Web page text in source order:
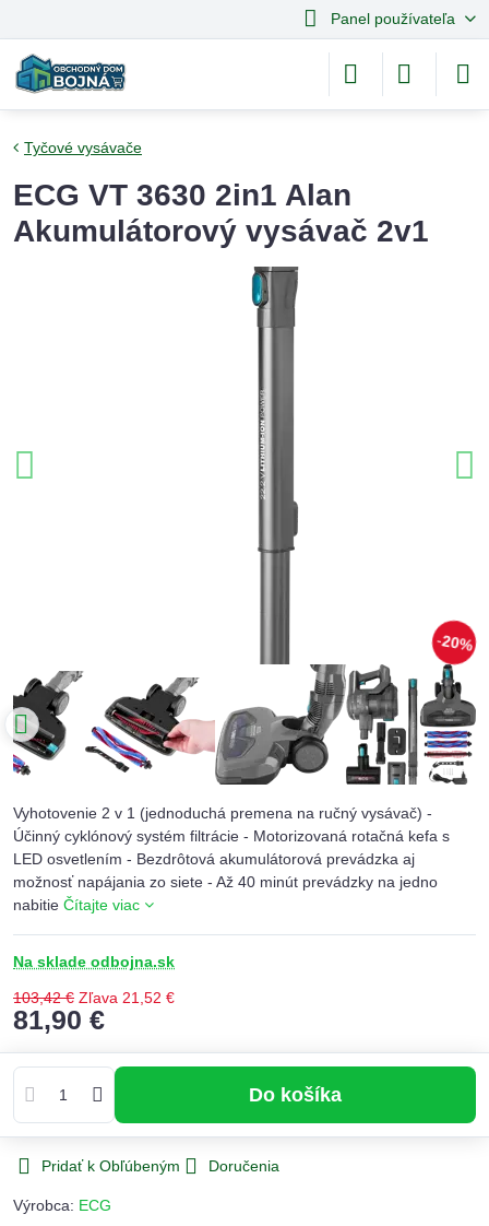
Panel používateľa
20%
Tyčové vysávače
ECG VT 3630 2in1 Alan
Akumulátorový vysávač 2v1
Vyhotovenie 2 v 1 (jednoduchá premena na ručný vysávač) -
Účinný cyklónový systém filtrácie - Motorizovaná rotačná kefa s
LED osvetlením - Bezdrôtová akumulátorová prevádzka aj
možnosť napájania zo siete - Až 40 minút prevádzky na jedno
nabitie Čítajte viac
Na sklade odbojna.sk
103,42 € Zľava 21,52 €
81,90 €
Do košíka
Pridať k Obľúbeným Doručenia
Výrobca: ECG